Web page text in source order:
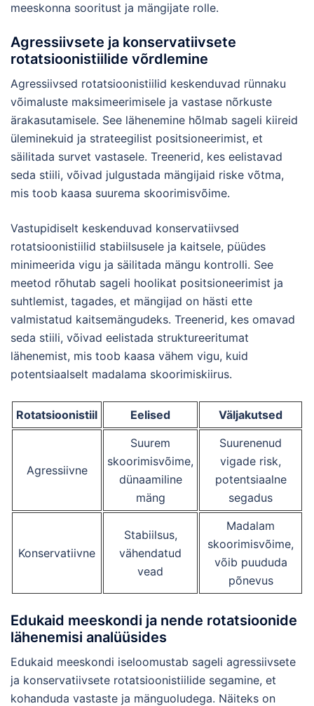
meeskonna sooritust ja mängijate rolle.
Agressiivsete ja konservatiivsete
rotatsioonistiilide võrdlemine
Agressiivsed rotatsioonistiilid keskenduvad rünnaku
võimaluste maksimeerimisele ja vastase nõrkuste
ärakasutamisele. See lähenemine hõlmab sageli kiireid
üleminekuid ja strateegilist positsioneerimist, et
säilitada survet vastasele. Treenerid, kes eelistavad
seda stiili, võivad julgustada mängijaid riske võtma,
mis toob kaasa suurema skoorimisvõime.
Vastupidiselt keskenduvad konservatiivsed
rotatsioonistiilid stabiilsusele ja kaitsele, püüdes
minimeerida vigu ja säilitada mängu kontrolli. See
meetod rõhutab sageli hoolikat positsioneerimist ja
suhtlemist, tagades, et mängijad on hästi ette
valmistatud kaitsemängudeks. Treenerid, kes omavad
seda stiili, võivad eelistada struktureeritumat
lähenemist, mis toob kaasa vähem vigu, kuid
potentsiaalselt madalama skoorimiskiirus.
Rotatsioonistiil Eelised Väljakutsed
Agressiivne
Suurem
skoorimisvõime,
dünaamiline
mäng
Suurenenud
vigade risk,
potentsiaalne
segadus
Konservatiivne
Stabiilsus,
vähendatud
vead
Madalam
skoorimisvõime,
võib puududa
põnevus
Edukaid meeskondi ja nende rotatsioonide
lähenemisi analüüsides
Edukaid meeskondi iseloomustab sageli agressiivsete
ja konservatiivsete rotatsioonistiilide segamine, et
kohanduda vastaste ja mänguoludega. Näiteks on